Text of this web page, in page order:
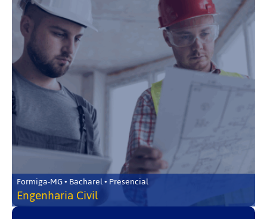
Formiga-MG • Bacharel • Presencial
Engenharia Civil